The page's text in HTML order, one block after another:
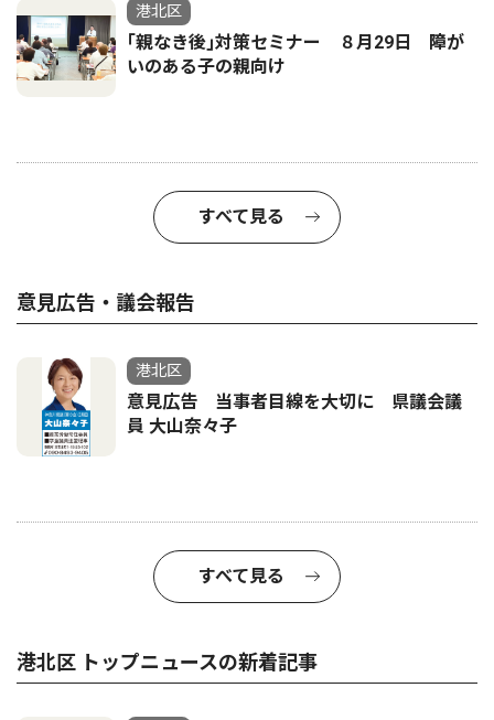
港北区
｢親なき後｣対策セミナー ８月29日 障が
いのある子の親向け
すべて見る
意見広告・議会報告
港北区
意見広告 当事者目線を大切に 県議会議
員 大山奈々子
すべて見る
港北区 トップニュースの新着記事